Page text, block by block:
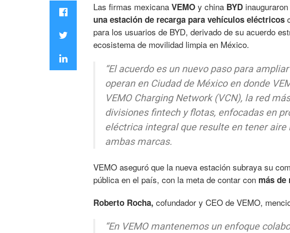
Las firmas mexicana VEMO y china BYD
una estación de recarga para vehículos eléctricos
para los usuarios de BYD, derivado de su acuerdo
ecosistema de movilidad limpia en México.
“El acuerdo es un nuevo paso para
operan en Ciudad de México en donde
VEMO Charging Network (VCN), la red
divisiones fintech y flotas, enfocadas en
eléctrica integral que resulte en tener
ambas marcas.
VEMO aseguró que la nueva estación subraya su
pública en el país, con la meta de contar con más de
Roberto Rocha, cofundador y CEO de VEMO,
“En VEMO mantenemos un enfoque